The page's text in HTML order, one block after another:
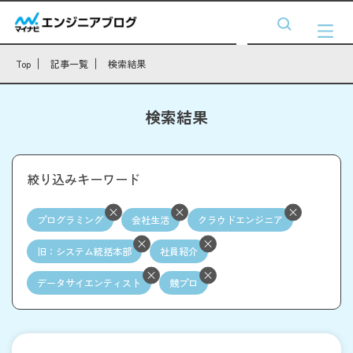
Top 記事一覧 検索結果
検索結果
絞り込みキーワード
プログラミング 会社生活 クラウドエンジニア
旧：システム統括本部 社員紹介
データサイエンティスト 競プロ